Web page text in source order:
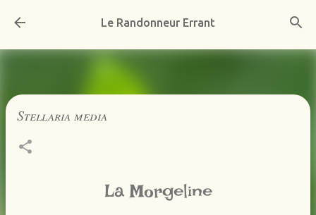
Accéder au contenu principal
Le Randonneur Errant
Stellaria media
La Morgeline